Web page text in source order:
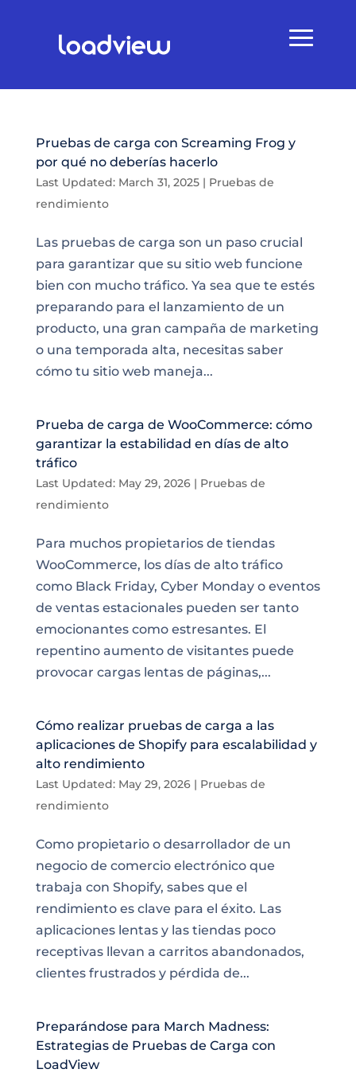
Pruebas de carga con Screaming Frog y
por qué no deberías hacerlo
Last Updated: March 31, 2025| Pruebas de
rendimiento
Las pruebas de carga son un paso crucial
para garantizar que su sitio web funcione
bien con mucho tráfico. Ya sea que te estés
preparando para el lanzamiento de un
producto, una gran campaña de marketing
o una temporada alta, necesitas saber
cómo tu sitio web maneja...
Prueba de carga de WooCommerce: cómo
garantizar la estabilidad en días de alto
tráfico
Last Updated: May 29, 2026| Pruebas de
rendimiento
Para muchos propietarios de tiendas
WooCommerce, los días de alto tráfico
como Black Friday, Cyber Monday o eventos
de ventas estacionales pueden ser tanto
emocionantes como estresantes. El
repentino aumento de visitantes puede
provocar cargas lentas de páginas,...
Cómo realizar pruebas de carga a las
aplicaciones de Shopify para escalabilidad y
alto rendimiento
Last Updated: May 29, 2026| Pruebas de
rendimiento
Como propietario o desarrollador de un
negocio de comercio electrónico que
trabaja con Shopify, sabes que el
rendimiento es clave para el éxito. Las
aplicaciones lentas y las tiendas poco
receptivas llevan a carritos abandonados,
clientes frustrados y pérdida de...
Preparándose para March Madness:
Estrategias de Pruebas de Carga con
LoadView